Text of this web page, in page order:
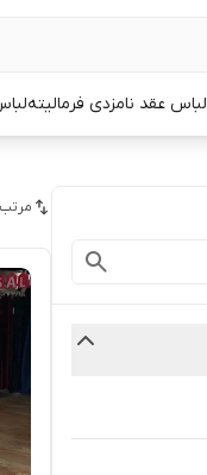
لباس عقد نامزدی فرمالیته